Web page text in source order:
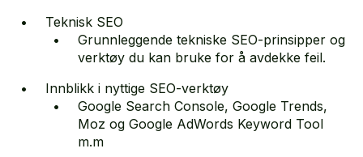
Teknisk SEO
Grunnleggende tekniske SEO-prinsipper og
verktøy du kan bruke for å avdekke feil.
Innblikk i nyttige SEO-verktøy
Google Search Console, Google Trends,
Moz og Google AdWords Keyword Tool
m.m